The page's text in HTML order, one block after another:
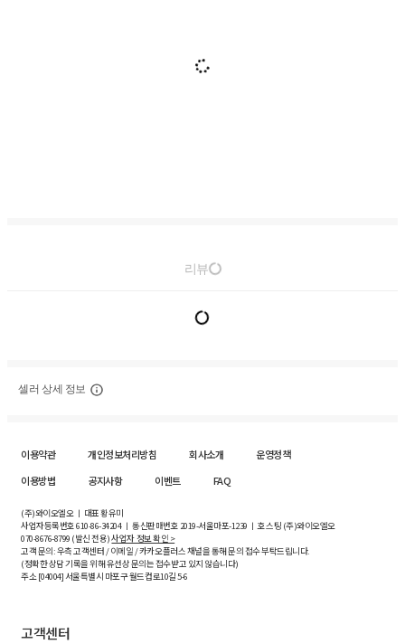
리뷰
셀러 상세 정보
이용약관 개인정보처리방침 회사소개
운영정책
이용방법
공지사항 이벤트 FAQ
(주)와이오엘오 ㅣ 대표 황유미
사업자등록번호610-86-34204ㅣ 통신판매번호 2019-서울마포-1239 ㅣ 호스팅 (주)와이오엘오
070-8676-8799 (발신 전용)사업자 정보 확인 >
고객 문의: 우측 고객센터 / 이메일 / 카카오플러스 채널을 통해 문의 접수 부탁드립니다.
(정확한 상담 기록을 위해 유선상 문의는 접수받고 있지 않습니다)
주소 [04004] 서울특별시 마포구 월드컵로10길5-6
고객센터